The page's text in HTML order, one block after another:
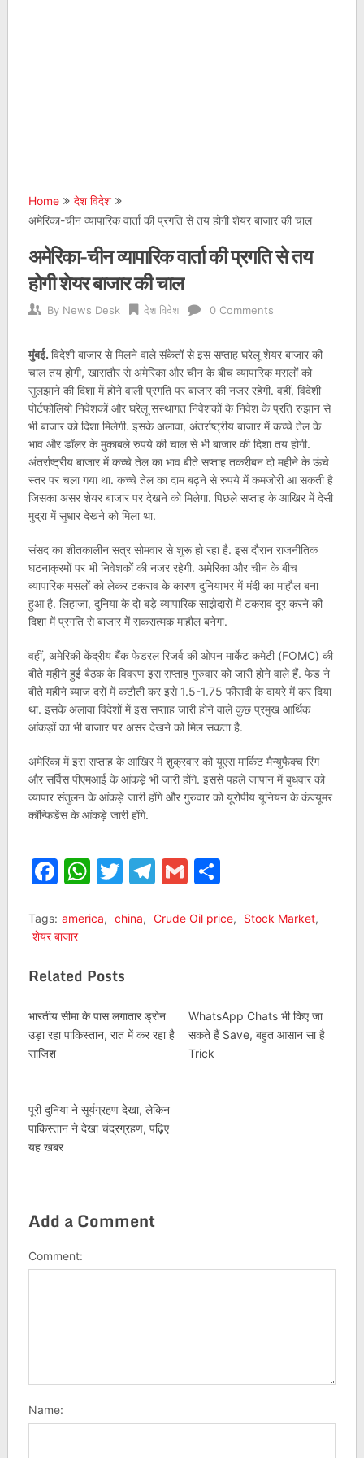
Home
देश विदेश
अमेरिका-चीन व्यापारिक वार्ता की प्रगति से तय होगी शेयर बाजार की चाल
अमेरिका-चीन व्यापारिक वार्ता की प्रगति से तय
होगी शेयर बाजार की चाल
By News Desk देश विदेश 0 Comments
मुंबई. विदेशी बाजार से मिलने वाले संकेतों से इस सप्ताह घरेलू शेयर बाजार की
चाल तय होगी, खासतौर से अमेरिका और चीन के बीच व्यापारिक मसलों को
सुलझाने की दिशा में होने वाली प्रगति पर बाजार की नजर रहेगी. वहीं, विदेशी
पोर्टफोलियो निवेशकों और घरेलू संस्थागत निवेशकों के निवेश के प्रति रुझान से
भी बाजार को दिशा मिलेगी. इसके अलावा, अंतर्राष्ट्रीय बाजार में कच्चे तेल के
भाव और डॉलर के मुकाबले रुपये की चाल से भी बाजार की दिशा तय होगी.
अंतर्राष्ट्रीय बाजार में कच्चे तेल का भाव बीते सप्ताह तकरीबन दो महीने के ऊंचे
स्तर पर चला गया था. कच्चे तेल का दाम बढ़ने से रुपये में कमजोरी आ सकती है
जिसका असर शेयर बाजार पर देखने को मिलेगा. पिछले सप्ताह के आखिर में देसी
मुद्रा में सुधार देखने को मिला था.
संसद का शीतकालीन सत्र सोमवार से शुरू हो रहा है. इस दौरान राजनीतिक
घटनाक्रमों पर भी निवेशकों की नजर रहेगी. अमेरिका और चीन के बीच
व्यापारिक मसलों को लेकर टकराव के कारण दुनियाभर में मंदी का माहौल बना
हुआ है. लिहाजा, दुनिया के दो बड़े व्यापारिक साझेदारों में टकराव दूर करने की
दिशा में प्रगति से बाजार में सकरात्मक माहौल बनेगा.
वहीं, अमेरिकी केंद्रीय बैंक फेडरल रिजर्व की ओपन मार्केट कमेटी (FOMC) की
बीते महीने हुई बैठक के विवरण इस सप्ताह गुरुवार को जारी होने वाले हैं. फेड ने
बीते महीने ब्याज दरों में कटौती कर इसे 1.5-1.75 फीसदी के दायरे में कर दिया
था. इसके अलावा विदेशों में इस सप्ताह जारी होने वाले कुछ प्रमुख आर्थिक
आंकड़ों का भी बाजार पर असर देखने को मिल सकता है.
अमेरिका में इस सप्ताह के आखिर में शुक्रवार को यूएस मार्किट मैन्युफैक्च रिंग
और सर्विस पीएमआई के आंकड़े भी जारी होंगे. इससे पहले जापान में बुधवार को
व्यापार संतुलन के आंकड़े जारी होंगे और गुरुवार को यूरोपीय यूनियन के कंज्यूमर
कॉन्फिडेंस के आंकड़े जारी होंगे.
Facebook
WhatsApp
Twitter
Telegram
GmailShare
Tags: america, china, Crude Oil price, Stock Market,
शेयर बाजार
Related Posts
भारतीय सीमा के पास लगातार ड्रोन
उड़ा रहा पाकिस्‍तान, रात में कर रहा है
साजिश
WhatsApp Chats भी किए जा
सकते हैं Save, बहुत आसान सा है
Trick
पूरी दुनिया ने सूर्यग्रहण देखा, लेकिन
पाकिस्तान ने देखा चंद्रग्रहण, पढ़िए
यह खबर
Add a Comment
Comment:
Name: